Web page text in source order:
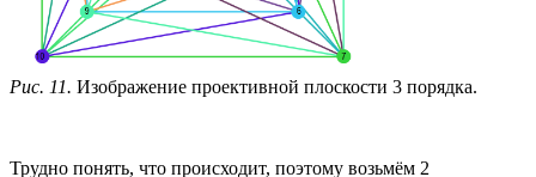
Рис. 11. Изображение проективной плоскости 3 порядка.
Трудно понять, что происходит, поэтому возьмём 2